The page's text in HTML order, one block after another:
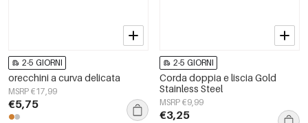
2-5 GIORNI
orecchini a curva delicata
MSRP €17,99
€5,75
2-5 GIORNI
Corda doppia e liscia Gold
Stainless Steel
MSRP €9,99
€3,25